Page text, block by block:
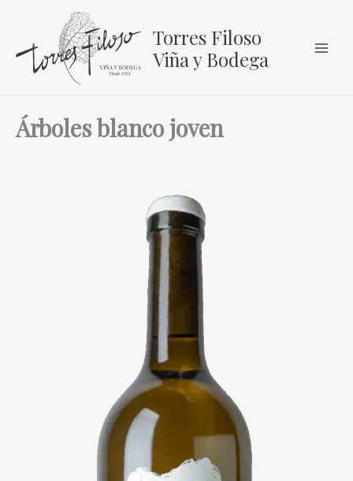
contenido
Torres Filoso
Viña y Bodega
Árboles blanco joven